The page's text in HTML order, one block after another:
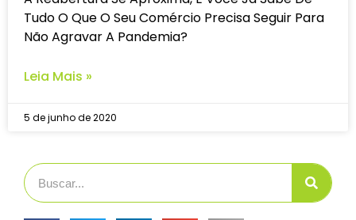
Tudo O Que O Seu Comércio Precisa Seguir Para
Não Agravar A Pandemia?
Leia Mais »
5 de junho de 2020